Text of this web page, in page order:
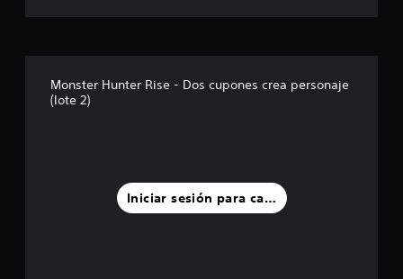
Monster Hunter Rise - Dos cupones crea personaje
(lote 2)
Iniciar sesión para calificar